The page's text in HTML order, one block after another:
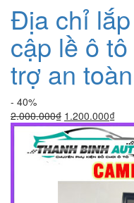
Địa chỉ
cập lề ô
trợ an
- 40%
2.000.000₫ Giá
gốc
là:
2.000.000₫.
1.200.000₫Giá
hiện
tại
là: